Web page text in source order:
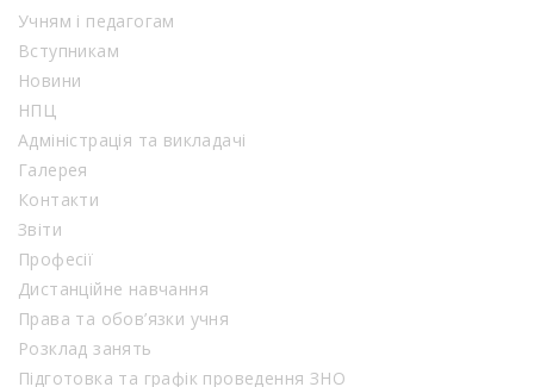
Учням і педагогам
Вступникам
Новини
НПЦ
Адміністрація та викладачі
Галерея
Контакти
Звіти
Професії
Дистанційне навчання
Права та обов’язки учня
Розклад занять
Підготовка та графік проведення ЗНО